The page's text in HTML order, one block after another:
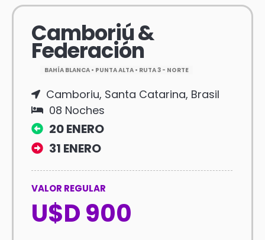
Camboriú &
Federación
BAHÍA BLANCA • PUNTA ALTA • RUTA 3 - NORTE
Camboriu, Santa Catarina, Brasil
08 Noches
20 ENERO
31 ENERO
VALOR REGULAR
U$D 900